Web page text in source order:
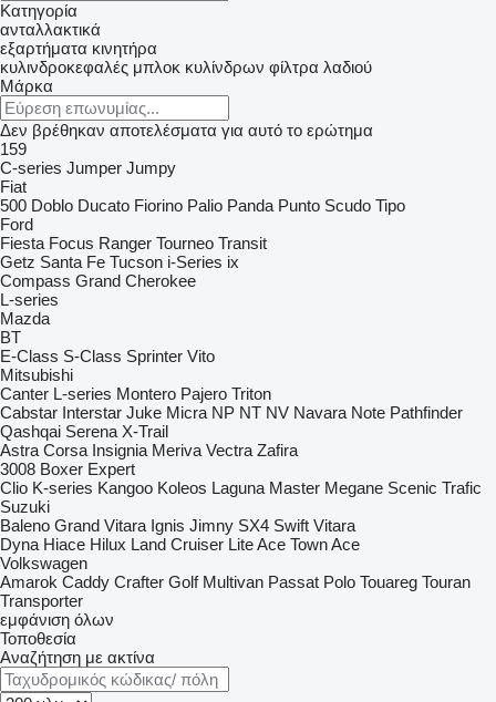
Κατηγορία
ανταλλακτικά
εξαρτήματα κινητήρα
κυλινδροκεφαλές μπλοκ κυλίνδρων φίλτρα λαδιού
Μάρκα
Δεν βρέθηκαν αποτελέσματα για αυτό το ερώτημα
159
C-series Jumper Jumpy
Fiat
500 Doblo Ducato Fiorino Palio Panda Punto Scudo Tipo
Ford
Fiesta Focus Ranger Tourneo Transit
Getz Santa Fe Tucson i-Series ix
Compass Grand Cherokee
L-series
Mazda
BT
E-Class S-Class Sprinter Vito
Mitsubishi
Canter L-series Montero Pajero Triton
Cabstar Interstar Juke Micra NP NT NV Navara Note Pathfinder
Qashqai Serena X-Trail
Astra Corsa Insignia Meriva Vectra Zafira
3008 Boxer Expert
Clio K-series Kangoo Koleos Laguna Master Megane Scenic Trafic
Suzuki
Baleno Grand Vitara Ignis Jimny SX4 Swift Vitara
Dyna Hiace Hilux Land Cruiser Lite Ace Town Ace
Volkswagen
Amarok Caddy Crafter Golf Multivan Passat Polo Touareg Touran
Transporter
εμφάνιση όλων
Τοποθεσία
Αναζήτηση με ακτίνα